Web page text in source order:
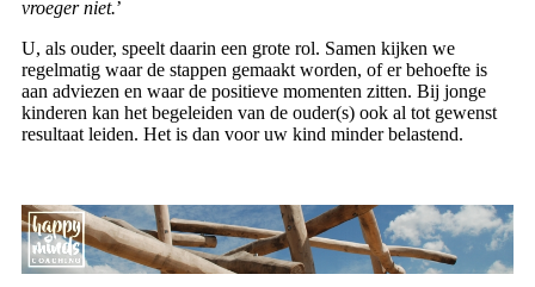
vroeger niet.’
U, als ouder, speelt daarin een grote rol. Samen kijken we
regelmatig waar de stappen gemaakt worden, of er behoefte is
aan adviezen en waar de positieve momenten zitten. Bij jonge
kinderen kan het begeleiden van de ouder(s) ook al tot gewenst
resultaat leiden. Het is dan voor uw kind minder belastend.